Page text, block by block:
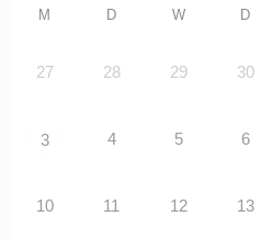
M D W D
27 28 29 30
3 4 5 6
10 11 12 13